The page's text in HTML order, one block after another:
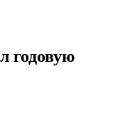
годовую